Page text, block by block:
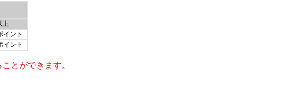
上
イント
イント
とができます。